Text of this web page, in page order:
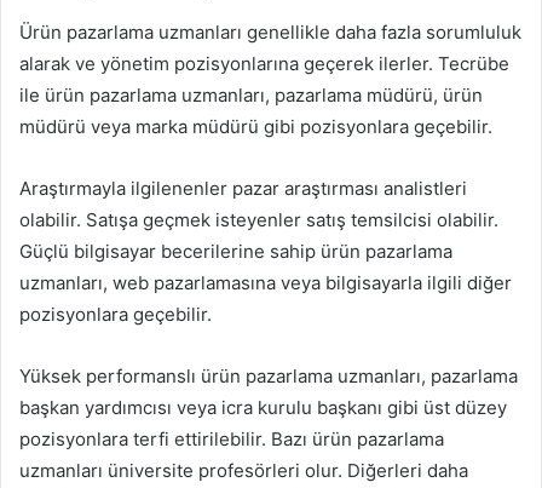
Ürün pazarlama uzmanları genellikle daha fazla sorumluluk
alarak ve yönetim pozisyonlarına geçerek ilerler. Tecrübe
ile ürün pazarlama uzmanları, pazarlama müdürü, ürün
müdürü veya marka müdürü gibi pozisyonlara geçebilir.
Araştırmayla ilgilenenler pazar araştırması analistleri
olabilir. Satışa geçmek isteyenler satış temsilcisi olabilir.
Güçlü bilgisayar becerilerine sahip ürün pazarlama
uzmanları, web pazarlamasına veya bilgisayarla ilgili diğer
pozisyonlara geçebilir.
Yüksek performanslı ürün pazarlama uzmanları, pazarlama
başkan yardımcısı veya icra kurulu başkanı gibi üst düzey
pozisyonlara terfi ettirilebilir. Bazı ürün pazarlama
uzmanları üniversite profesörleri olur. Diğerleri daha